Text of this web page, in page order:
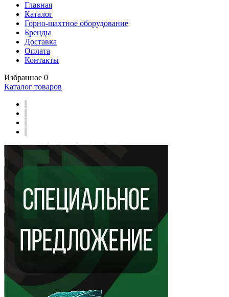
Главная
Каталог
Горно-шахтное оборудование
Бренды
Доставка
Оплата
Контакты
Избранное 0
Каталог товаров